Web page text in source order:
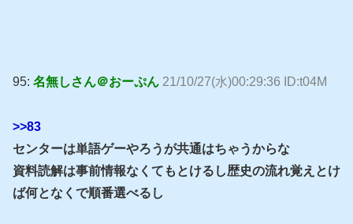
95: 名無しさん＠おーぷん 21/10/27(水)00:29:36 ID:t04M
>>83
センターは単語ゲーやろうが共通はちゃうからな
資料読解は事前情報なくてもとけるし歴史の流れ覚えとけ
ば何となくで順番選べるし